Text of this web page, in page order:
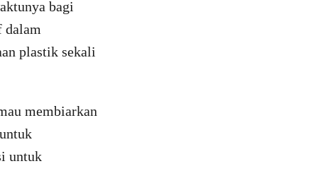
bagi
dalam
plastik sekali
membiarkan
untuk